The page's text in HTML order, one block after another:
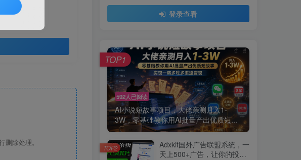
删除处理。
登录查看
592人已阅读
AI小说短故事项目，大佬亲测月入1-
3W，零基础教你用AI批量产出优质短...
TOP1
Adxkit国外广告联盟系统，一
天上500+广告，让你的投放
TOP2